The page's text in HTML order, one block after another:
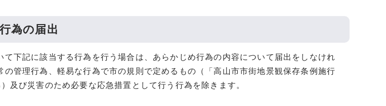
為の届出
て下記に該当する行為を行う場合は、あらかじめ行為の内容について届出をしなけれ
の管理行為、軽易な行為で市の規則で定めるもの（「高山市市街地景観保存条例施行
及び災害のため必要な応急措置として行う行為を除きます。